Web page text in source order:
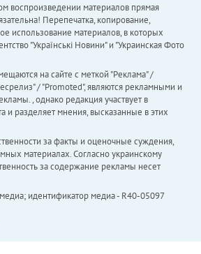
воспроизведении материалов прямая
Перепечатка, копирование,
использование материалов, в которых
"Українськi Новини" и "Украинская Фото
на сайте с меткой "Реклама" /
/ "Promoted", являются рекламными и
, однако редакция участвует в
и разделяет мнения, высказанные в этих
за факты и оценочные суждения,
материалах. Согласно украинскому
за содержание рекламы несет
идентификатор медиа - R40-05097